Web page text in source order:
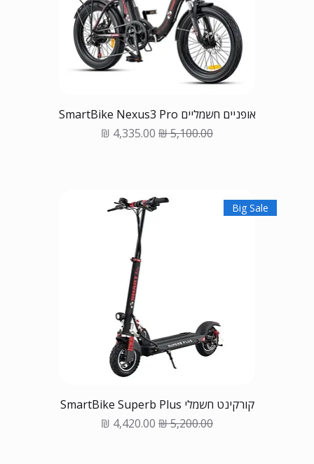
אופניים חשמליים SmartBike Nexus3 Pro
Regular Price
Sale Price
Big Sale
קורקינט חשמלי SmartBike Superb Plus
Regular Price
Sale Price